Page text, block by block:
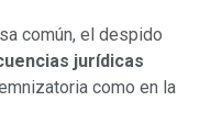
común, el despido
jurídicas
como en la